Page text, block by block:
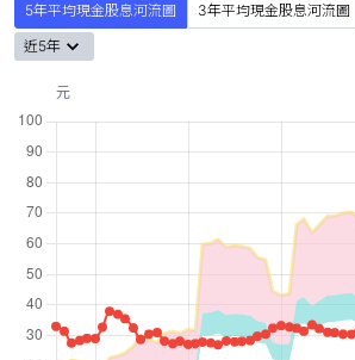
5年平均現金股息河流圖
3年平均現金股息河流圖
近5年